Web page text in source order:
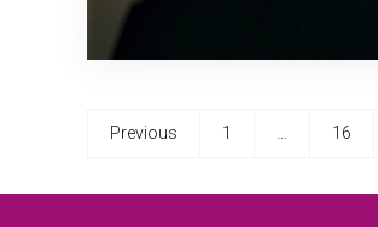
Previous 1 16